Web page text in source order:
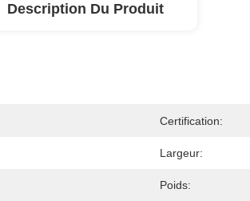
Description Du Produit
Certification:
Largeur:
Poids: